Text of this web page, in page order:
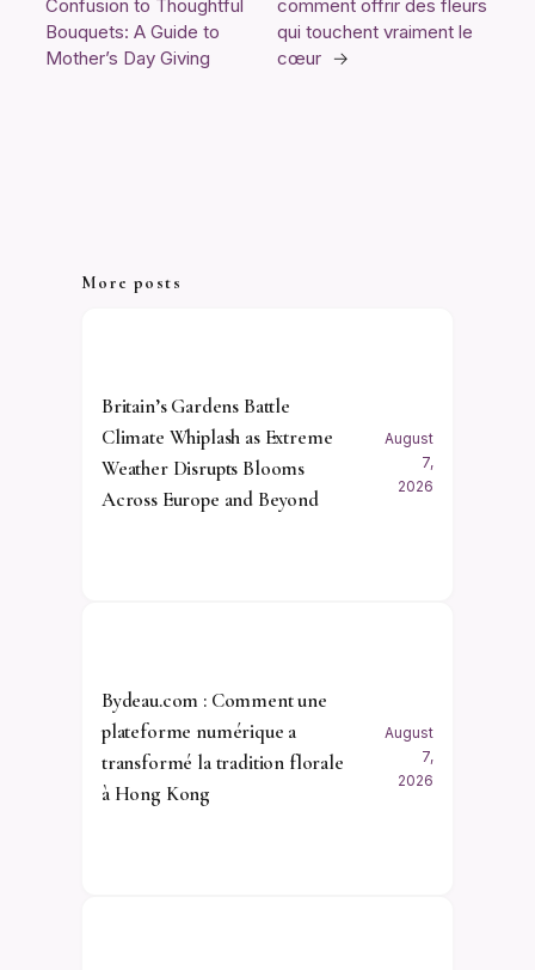
Confusion to Thoughtful
Bouquets: A Guide to
Mother’s Day Giving
comment offrir des fleurs
qui touchent vraiment le
cœur →
More posts
Britain’s Gardens Battle
Climate Whiplash as Extreme
Weather Disrupts Blooms
Across Europe and Beyond
August
7,
2026
Bydeau.com : Comment une
plateforme numérique a
transformé la tradition florale
à Hong Kong
August
7,
2026